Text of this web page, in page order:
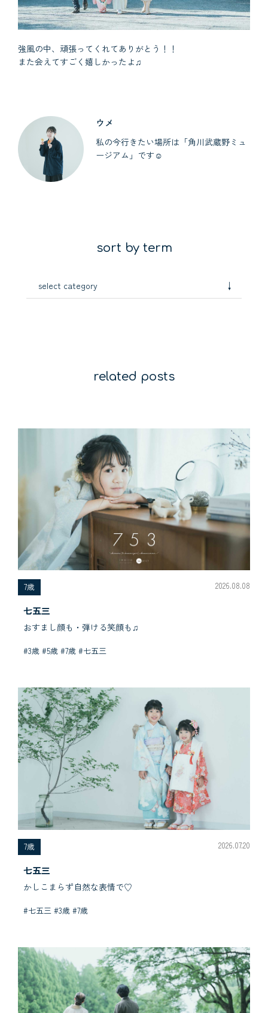
強風の中、頑張ってくれてありがとう！！
また会えてすごく嬉しかったよ♫
ウメ
私の今行きたい場所は「角川武蔵野ミュ
ージアム」です☺︎
sort by term
select category ↓
related posts
7歳 2026.08.08
七五三
おすまし顔も・弾ける笑顔も♫
#3歳 #5歳 #7歳 #七五三
7歳 2026.07.20
七五三
かしこまらず自然な表情で♡
#七五三 #3歳 #7歳